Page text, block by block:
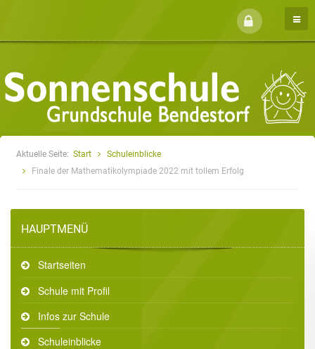
Aktuelle Seite: Start
Schuleinblicke
Finale der Mathematikolympiade 2022 mit tollem Erfolg
HAUPTMENÜ
Startseiten
Schule mit Profil
Infos zur Schule
Schuleinblicke